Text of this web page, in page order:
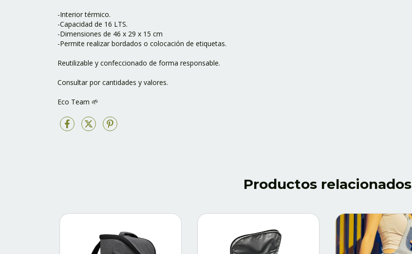
-Interior térmico.
-Capacidad de 16 LTS.
-Dimensiones de 46 x 29 x 15 cm
-Permite realizar bordados o colocación de etiquetas.
Reutilizable y confeccionado de forma responsable.
Consultar por cantidades y valores.
Eco Team 🌱
Productos relacionados